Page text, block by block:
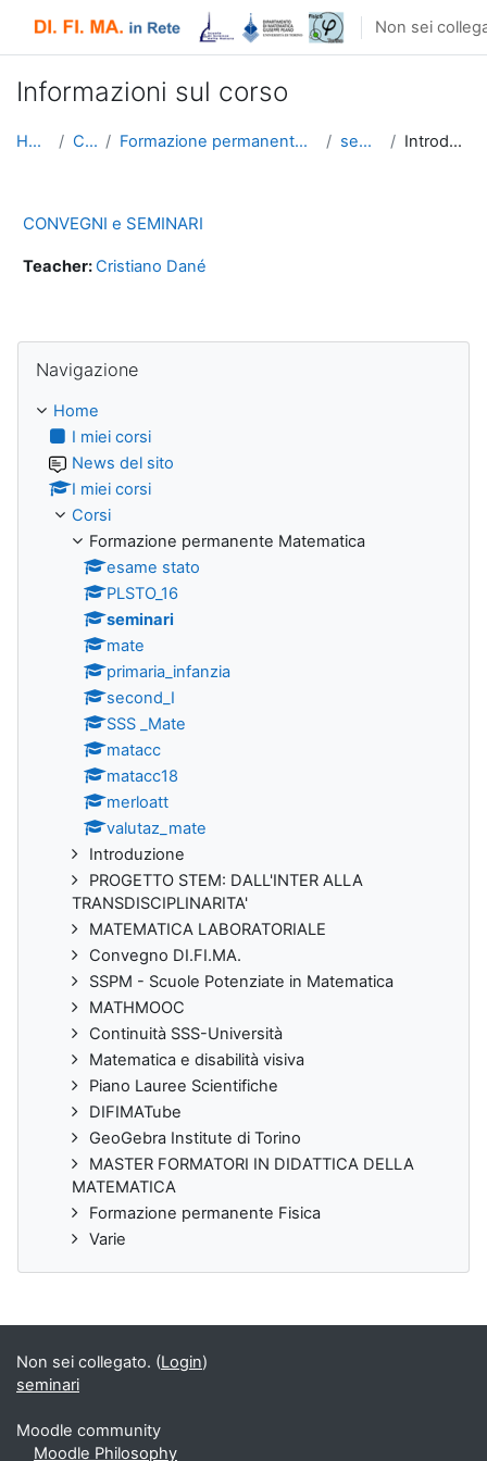
Non sei
Informazioni sul corso
Home Corsi Formazione permanente Matematica seminari Introduzione
CONVEGNI e SEMINARI
Teacher:Cristiano Dané
Navigazione
Home
I miei corsi
News del sito
I miei corsi
Corsi
Formazione permanente Matematica
esame stato
PLSTO_16
seminari
mate
primaria_infanzia
second_I
SSS _Mate
matacc
matacc18
merloatt
valutaz_mate
Introduzione
PROGETTO STEM: DALL'INTER ALLA
TRANSDISCIPLINARITA'
MATEMATICA LABORATORIALE
Convegno DI.FI.MA.
SSPM - Scuole Potenziate in Matematica
MATHMOOC
Continuità SSS-Università
Matematica e disabilità visiva
Piano Lauree Scientifiche
DIFIMATube
GeoGebra Institute di Torino
MASTER FORMATORI IN DIDATTICA DELLA
MATEMATICA
Formazione permanente Fisica
Varie
Non sei collegato. (Login)
seminari
Moodle community
Moodle Philosophy